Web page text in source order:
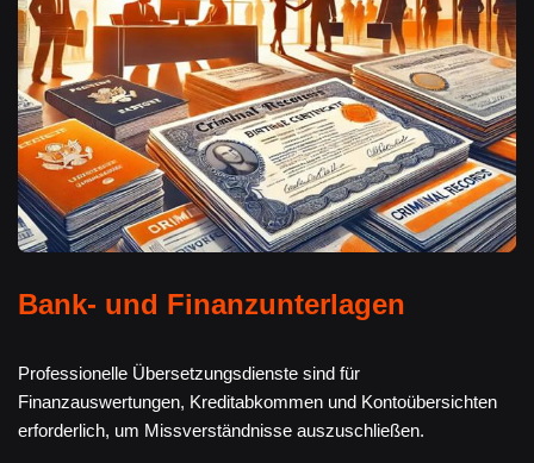
Bank- und Finanzunterlagen
Professionelle Übersetzungsdienste sind für
Finanzauswertungen, Kreditabkommen und Kontoübersichten
erforderlich, um Missverständnisse auszuschließen.